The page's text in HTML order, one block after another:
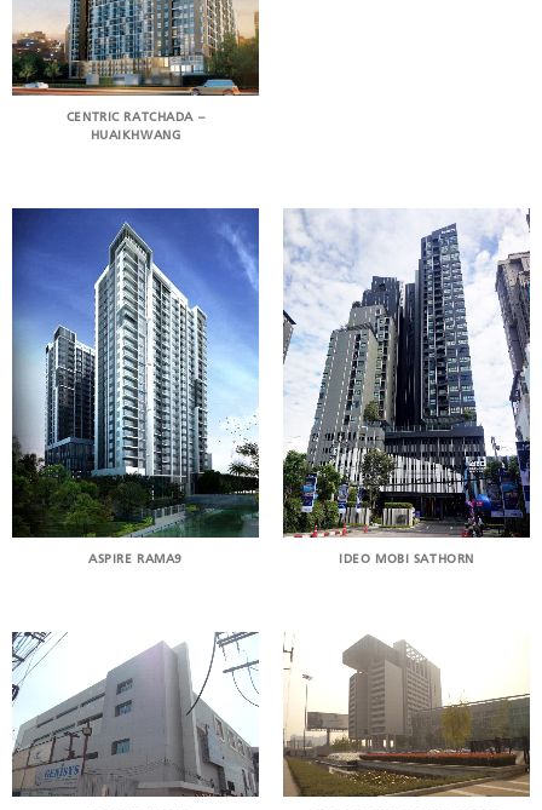
CENTRIC RATCHADA –
HUAIKHWANG
ASPIRE RAMA9 IDEO MOBI SATHORN